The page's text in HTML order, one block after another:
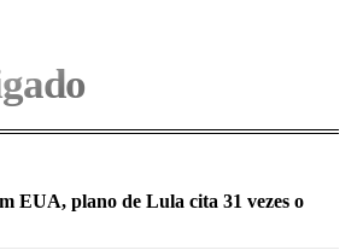
EUA, plano de Lula cita 31 vezes o